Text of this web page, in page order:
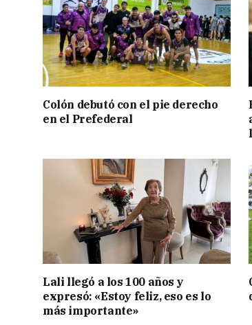
Colón debutó con el pie derecho
en el Prefederal
Lali llegó a los 100 años y
expresó: «Estoy feliz, eso es lo
más importante»